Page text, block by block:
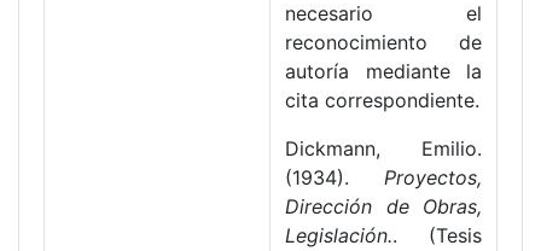
necesario el
reconocimiento de
autoría mediante la
cita correspondiente.
Dickmann, Emilio.
(1934). Proyectos,
Dirección de Obras,
Legislación.. (Tesis